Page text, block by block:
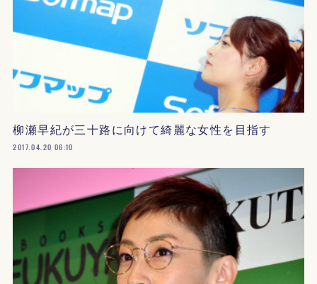
柳瀬早紀が三十路に向けて綺麗な女性を目指す
2017.04.20 06:10